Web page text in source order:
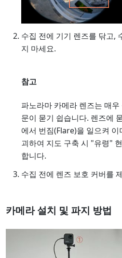
수집 전에 기기 렌즈를 닦고,
지 마세요.
참고
파노라마 카메라 렌즈는 매
문이 묻기 쉽습니다. 렌즈에
에서 번짐(Flare)을 일으켜
괴하여 지도 구축 시 "유령"
합니다.
수집 전에 렌즈 보호 커버를
카메라 설치 및 파지 방법